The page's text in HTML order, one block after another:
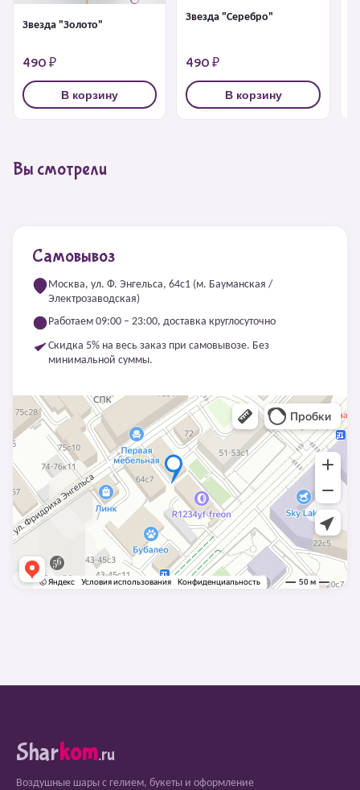
Звезда "Золото"
490 ₽
В корзину
Звезда "Серебро"
490 ₽
В корзину
Вы смотрели
Самовывоз
Москва, ул. Ф. Энгельса, 64с1 (м. Бауманская /
Электрозаводская)
Работаем 09:00 – 23:00, доставка круглосуточно
Скидка 5% на весь заказ при самовывозе. Без
минимальной суммы.
Sharkom.ru
Воздушные шары с гелием, букеты и оформление